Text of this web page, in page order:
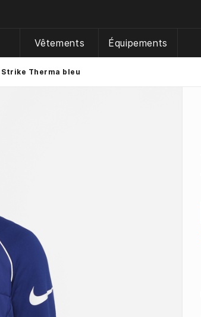
Vêtements Équipements
Therma bleu